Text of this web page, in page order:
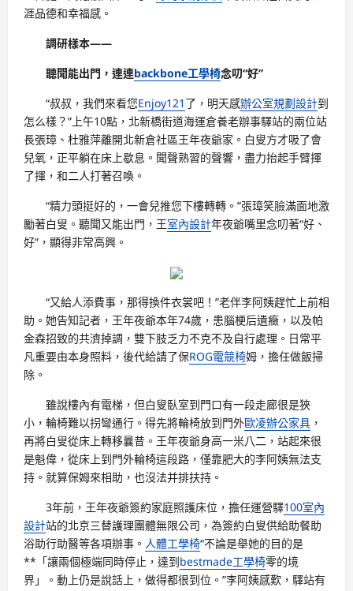
涯品德和幸福感。
調研樣本——
聽聞能出門，連連backbone工學椅念叨“好”
“叔叔，我們來看您Enjoy121 了，明天感辦公室規劃設計到
怎么樣？”上午10點，北新橋街道海運倉養老辦事驛站的兩位站
長張璋、杜雅萍離開北新倉社區王年夜爺家。白叟方才吸了會
兒氧，正平躺在床上歇息。聞聲熟習的聲響，盡力抬起手臂揮
了揮，和二人打著召喚。
“精力頭挺好的，一會兒推您下樓轉轉。”張璋笑臉滿面地激
勵著白叟。聽聞又能出門，王室內設計年夜爺嘴里念叨著“好、
好”，顯得非常高興。
“又給人添費事，那得換件衣裳吧！”老伴李阿姨趕忙上前相
助。她告知記者，王年夜爺本年74歲，患腦梗后遺癥，以及帕
金森招致的共濟掉調，雙下肢乏力不克不及自行處理。日常平
凡重要由本身照料，後代給請了保ROG電競椅姆，擔任做飯掃
除。
雖說樓內有電梯，但白叟臥室到門口有一段走廊很是狹
小，輪椅難以拐彎通行。得先將輪椅放到門外歐凌辦公家具 ，
再將白叟從床上轉移曩昔。王年夜爺身高一米八二，站起來很
是魁偉，從床上到門外輪椅這段路，僅靠肥大的李阿姨無法支
持。就算保姆來相助，也沒法并排扶持。
3年前，王年夜爺簽約家庭照護床位，擔任運營驛100室內
設計站的北京三替護理團體無限公司，為簽約白叟供給助餐助
浴助行助醫等各項辦事。 人體工學椅“不論是舉她的目的是
**「讓兩個極端同時停止，達到bestmade工學椅零的境
界」。動上仍是說話上，做得都很到位。”李阿姨感歎，驛站有